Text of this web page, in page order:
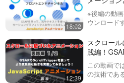
18:02
ラフィッ
※後編の動
ウンロード
用いたアニ
す。縁取り
12:39
スクロー
践編！
Timelineを
（第１回
この動画で
の技術であ